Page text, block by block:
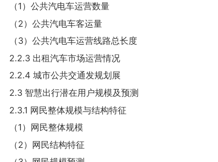
（1）公共汽电车运营数量
（2）公共汽电车客运量
（3）公共汽电车运营线路总长度
2.2.3 出租汽车市场运营情况
2.2.4 城市公共交通发规划展
2.3 智慧出行潜在用户规模及预测
2.3.1 网民整体规模与结构特征
（1）网民整体规模
（2）网民结构特征